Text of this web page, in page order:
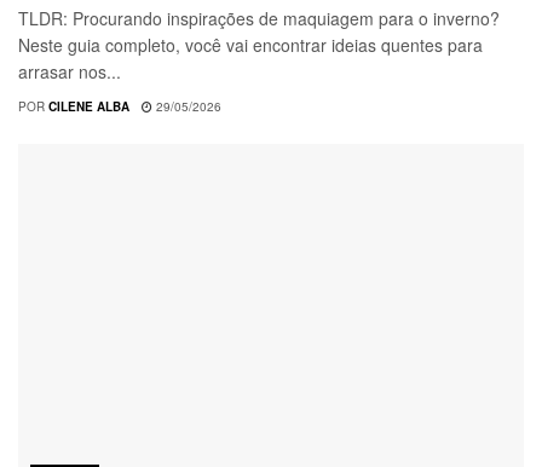
TLDR: Procurando inspirações de maquiagem para o inverno?
Neste guia completo, você vai encontrar ideias quentes para
arrasar nos...
POR CILENE ALBA 29/05/2026